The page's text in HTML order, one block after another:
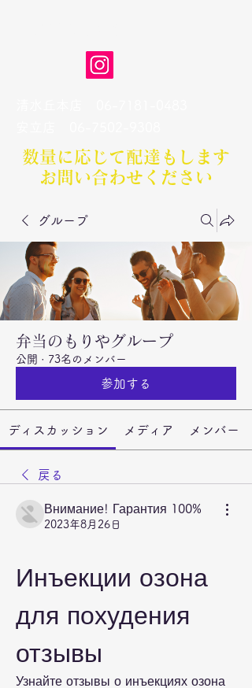
数量に応じて配達もします​
お問い合わせください
グループ
弁当のもりやグループ
公開 · 73名のメンバー
参加する
ディスカッション メディア メンバー
戻る
Внимание! Гарантия 100%
2023年8月26日
Инъекции озона
для похудения
отзывы
Узнайте отзывы о инъекциях озона